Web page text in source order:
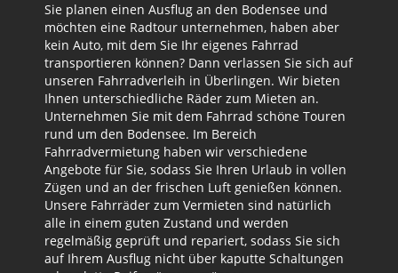
Sie planen einen Ausflug an den Bodensee und
möchten eine Radtour unternehmen, haben aber
kein Auto, mit dem Sie Ihr eigenes Fahrrad
transportieren können? Dann verlassen Sie sich auf
unseren Fahrradverleih in Überlingen. Wir bieten
Ihnen unterschiedliche Räder zum Mieten an.
Unternehmen Sie mit dem Fahrrad schöne Touren
rund um den Bodensee. Im Bereich
Fahrradvermietung haben wir verschiedene
Angebote für Sie, sodass Sie Ihren Urlaub in vollen
Zügen und an der frischen Luft genießen können.
Unsere Fahrräder zum Vermieten sind natürlich
alle in einem guten Zustand und werden
regelmäßig geprüft und repariert, sodass Sie sich
auf Ihrem Ausflug nicht über kaputte Schaltungen